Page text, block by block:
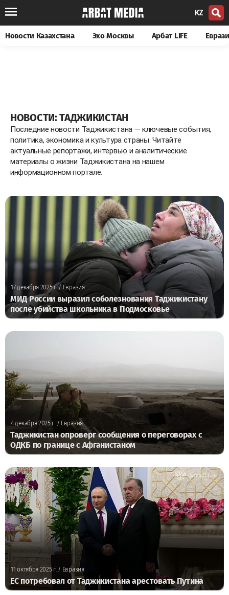
KZ
Новости Казахстана Эхо Москвы Арбат LIFE
НОВОСТИ: ТАДЖИКИСТАН
Последние новости Таджикистана — ключевые события,
политика, экономика и культура страны. Читайте
актуальные репортажи, интервью и аналитические
материалы о жизни Таджикистана на нашем
информационном портале.
17 декабря 2025 г./ Евразия
МИД России выразил соболезнования Таджикистану
после убийства школьника в Подмосковье
4 декабря 2025 г./ Евразия
Таджикистан опроверг сообщения о переговорах с
ОДКБ по границе с Афганистаном
11 октября 2025 г./ Евразия
ЕС потребовал от Таджикистана арестовать Путина